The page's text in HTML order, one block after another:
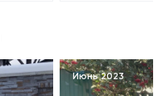
Июнь 2023